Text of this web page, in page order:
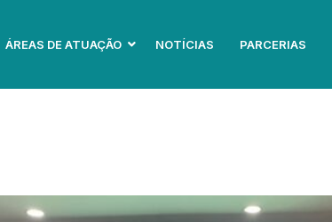
ÁREAS DE ATUAÇÃO NOTÍCIAS PARCERIAS